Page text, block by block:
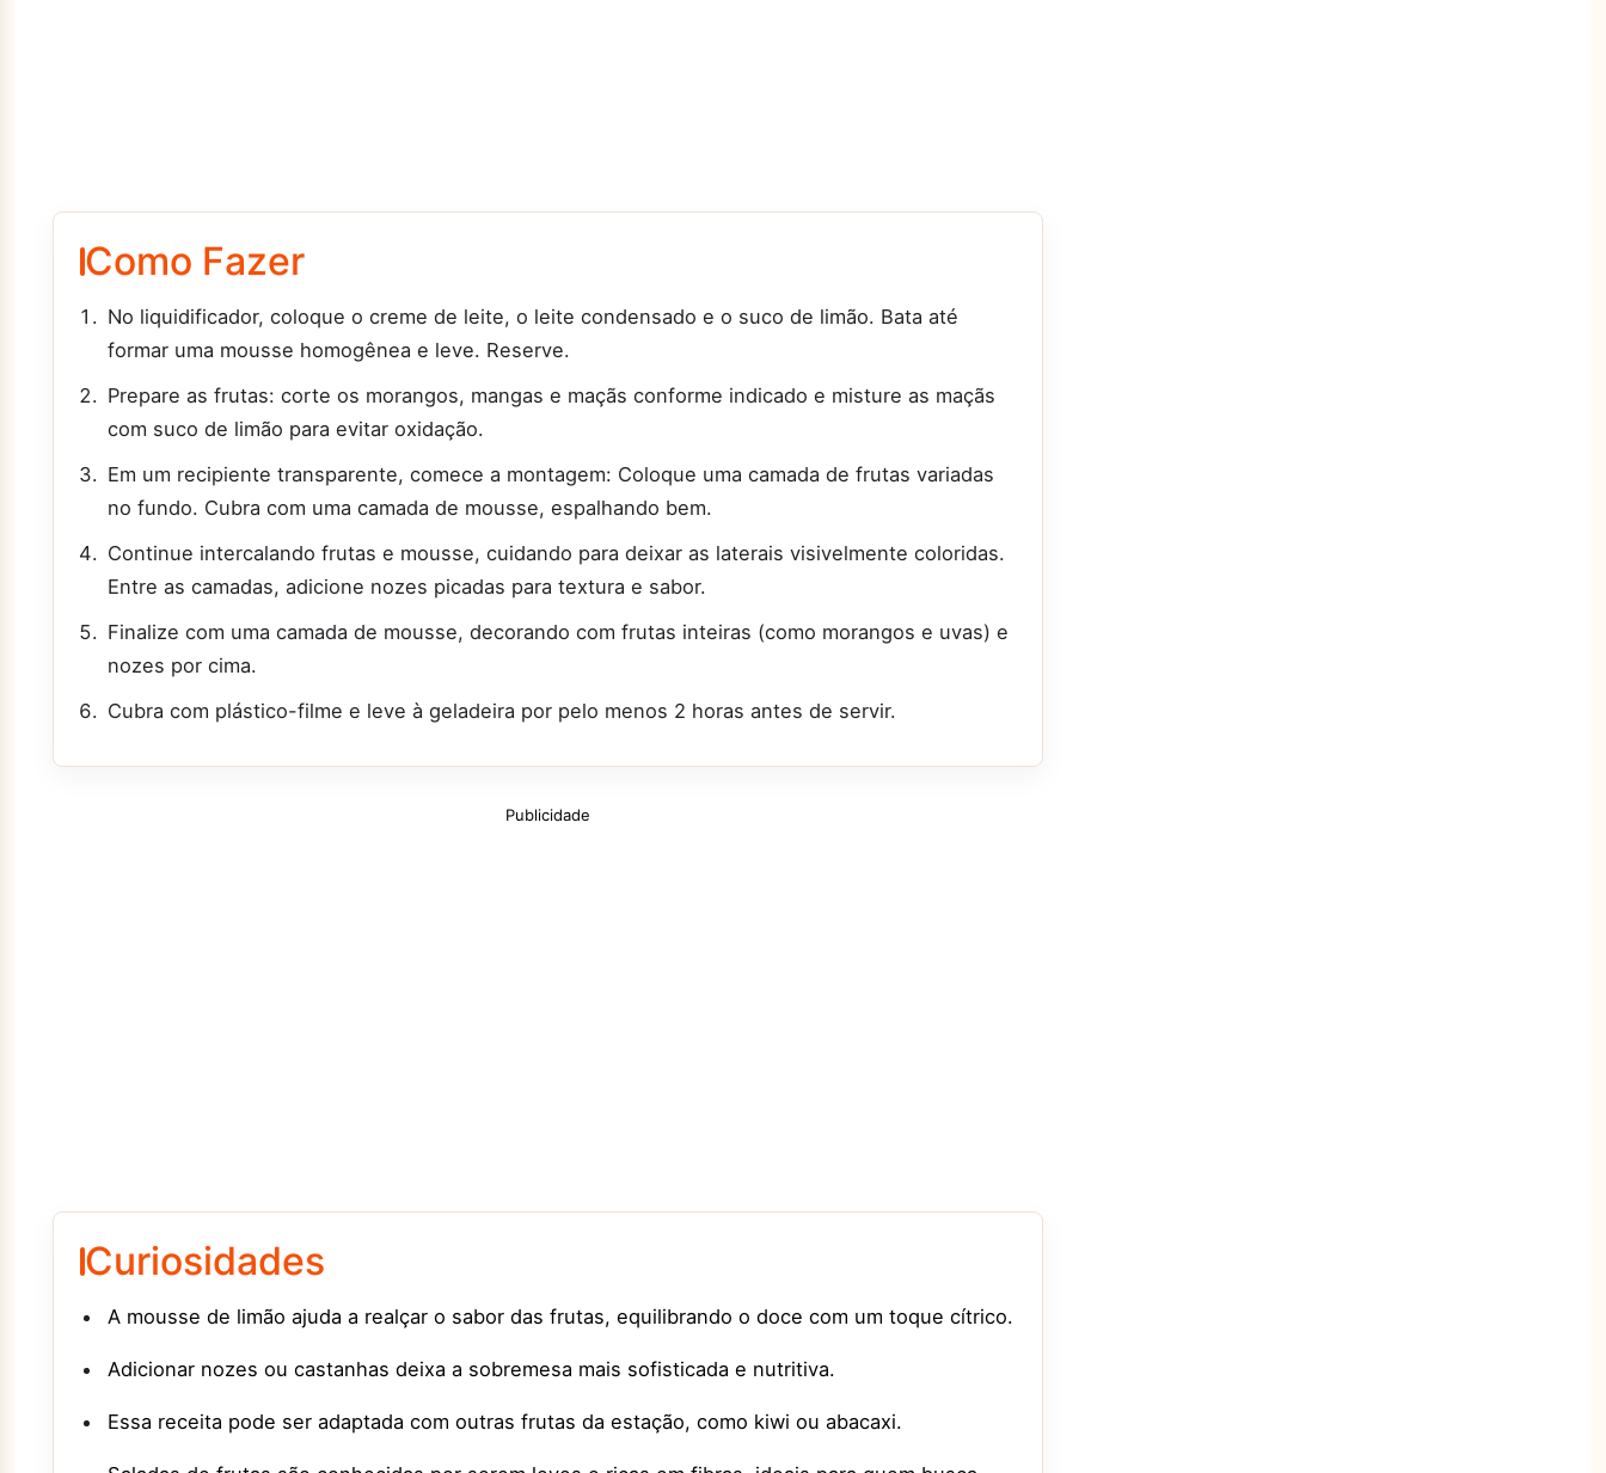
Como Fazer
No liquidificador, coloque o creme de leite, o leite condensado e o suco de limão. Bata até
formar uma mousse homogênea e leve. Reserve.
Prepare as frutas: corte os morangos, mangas e maçãs conforme indicado e misture as maçãs
com suco de limão para evitar oxidação.
Em um recipiente transparente, comece a montagem: Coloque uma camada de frutas variadas
no fundo. Cubra com uma camada de mousse, espalhando bem.
Continue intercalando frutas e mousse, cuidando para deixar as laterais visivelmente coloridas.
Entre as camadas, adicione nozes picadas para textura e sabor.
Finalize com uma camada de mousse, decorando com frutas inteiras (como morangos e uvas) e
nozes por cima.
Cubra com plástico-filme e leve à geladeira por pelo menos 2 horas antes de servir.
Publicidade
Curiosidades
A mousse de limão ajuda a realçar o sabor das frutas, equilibrando o doce com um toque cítrico.
Adicionar nozes ou castanhas deixa a sobremesa mais sofisticada e nutritiva.
Essa receita pode ser adaptada com outras frutas da estação, como kiwi ou abacaxi.